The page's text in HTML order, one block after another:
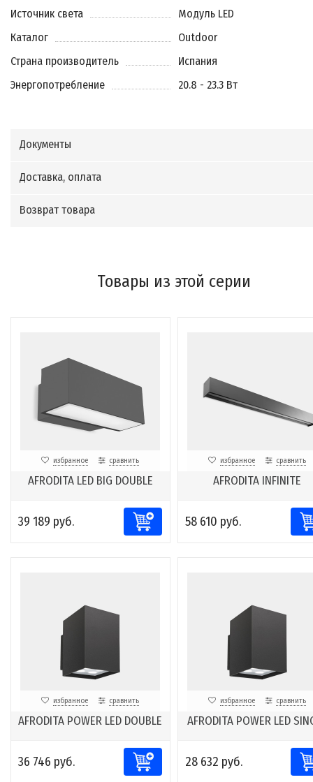
Источник света
Модуль LED
Каталог
Outdoor
Страна производитель
Испания
Энергопотребление
20.8 - 23.3 Вт
Документы
Доставка, оплата
Возврат товара
Товары из этой серии
избранное сравнить
AFRODITA LED BIG DOUBLE
39 189 руб.
избранное сравнить
AFRODITA INFINITE
58 610 руб.
избранное сравнить
AFRODITA POWER LED DOUBLE
36 746 руб.
избранное сравнить
AFRODITA POWER LED
28 632 руб.